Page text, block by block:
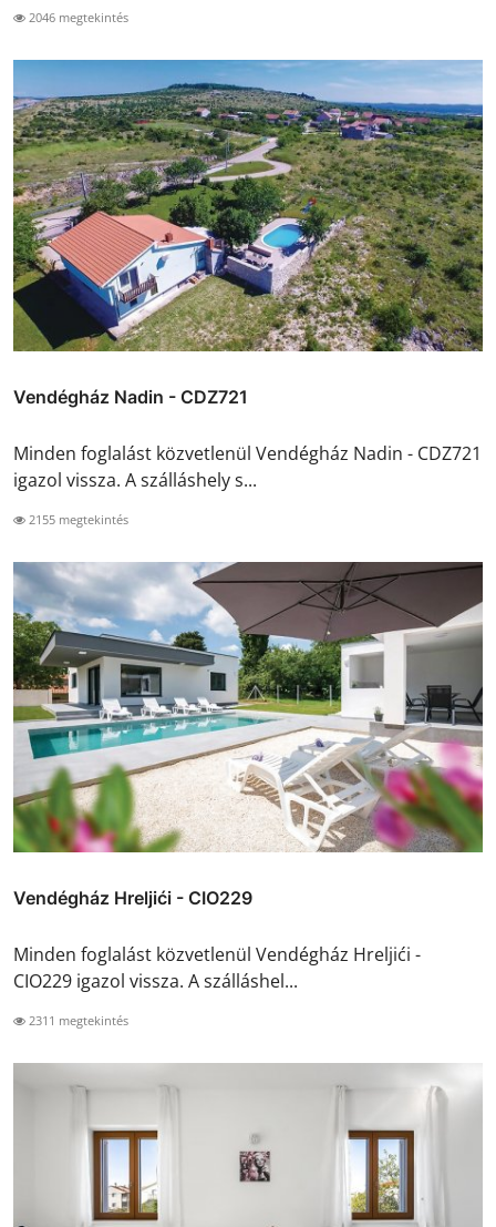
2046 megtekintés
Vendégház Nadin - CDZ721
Minden foglalást közvetlenül Vendégház Nadin - CDZ721
igazol vissza. A szálláshely s...
2155 megtekintés
Vendégház Hreljići - CIO229
Minden foglalást közvetlenül Vendégház Hreljići -
CIO229 igazol vissza. A szálláshel...
2311 megtekintés